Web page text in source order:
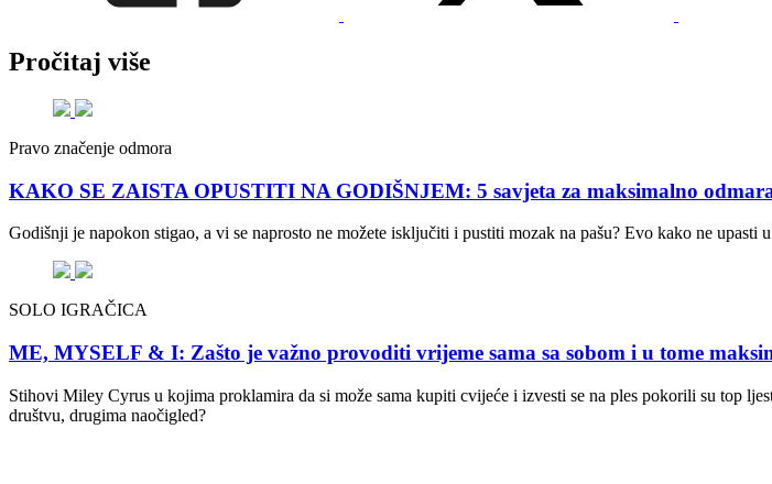
Pročitaj više
Pravo značenje odmora
KAKO SE ZAISTA OPUSTITI NA GODIŠNJEM: 5 savjeta za maksimalno
Godišnji je napokon stigao, a vi se naprosto ne možete isključiti i pustiti mozak na pašu? Evo kako ne upasti
SOLO IGRAČICA
ME, MYSELF & I: Zašto je važno provoditi vrijeme sama sa sobom i u tome
Stihovi Miley Cyrus u kojima proklamira da si može sama kupiti cvijeće i izvesti se na ples pokorili su top
društvu, drugima naočigled?